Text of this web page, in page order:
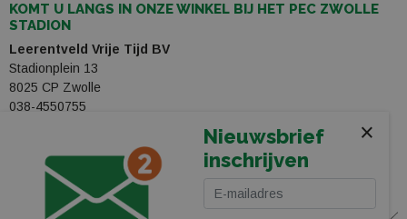
KOMT U LANGS IN ONZE WINKEL BIJ HET PEC ZWOLLE
STADION
Leerentveld Vrije Tijd BV
Stadionplein 13
8025 CP Zwolle
038-4550755
Bekijk onze winkel
×
Nieuwsbrief
inschrijven